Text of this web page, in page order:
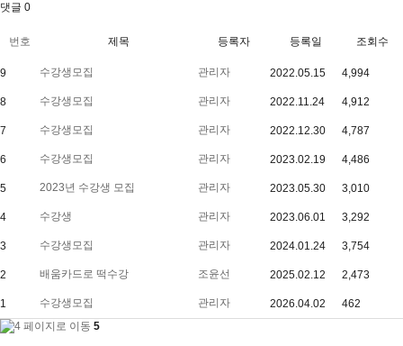
댓글 0
번호 제목 등록자 등록일 조회수
9 수강생모집 관리자 2022.05.15 4,994
8 수강생모집 관리자 2022.11.24 4,912
7 수강생모집 관리자 2022.12.30 4,787
6 수강생모집 관리자 2023.02.19 4,486
5 2023년 수강생 모집 관리자 2023.05.30 3,010
4 수강생 관리자 2023.06.01 3,292
3 수강생모집 관리자 2024.01.24 3,754
2 배움카드로 떡수강 조윤선 2025.02.12 2,473
1 수강생모집 관리자 2026.04.02
462
5